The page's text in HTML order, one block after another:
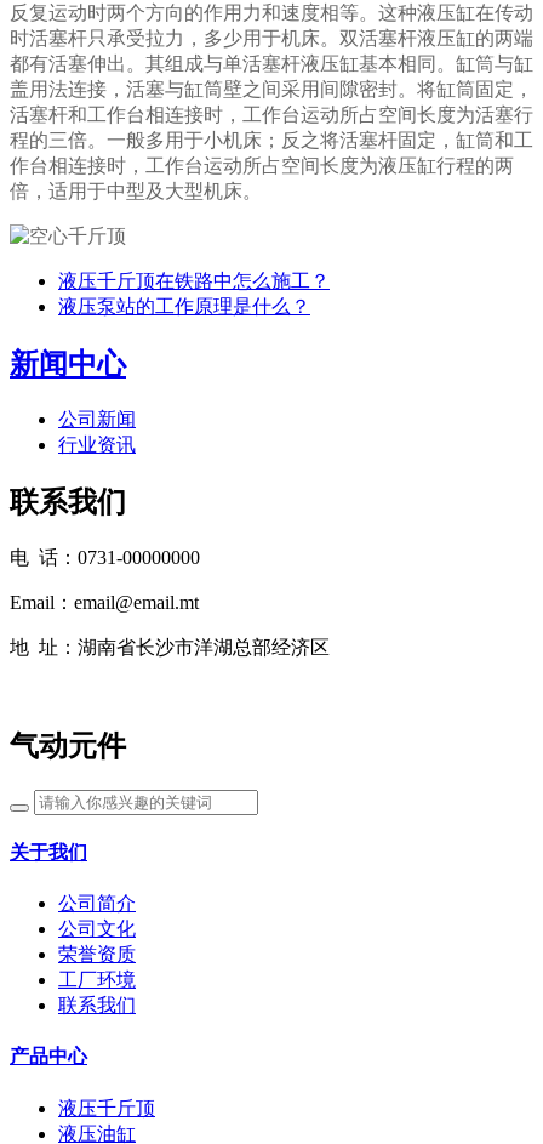
反复运动时两个方向的作用力和速度相等。这种液压缸在传动
时活塞杆只承受拉力，多少用于机床。双活塞杆液压缸的两端
都有活塞伸出。其组成与单活塞杆液压缸基本相同。缸筒与缸
盖用法连接，活塞与缸筒壁之间采用间隙密封。将缸筒固定，
活塞杆和工作台相连接时，工作台运动所占空间长度为活塞行
程的三倍。一般多用于小机床；反之将活塞杆固定，缸筒和工
作台相连接时，工作台运动所占空间长度为液压缸行程的两
倍，适用于中型及大型机床。
液压千斤顶在铁路中怎么施工？
液压泵站的工作原理是什么？
新闻中心
公司新闻
行业资讯
联系我们
电 话：0731-00000000
Email：email@email.mt
地 址：湖南省长沙市洋湖总部经济区
气动元件
关于我们
公司简介
公司文化
荣誉资质
工厂环境
联系我们
产品中心
液压千斤顶
液压油缸